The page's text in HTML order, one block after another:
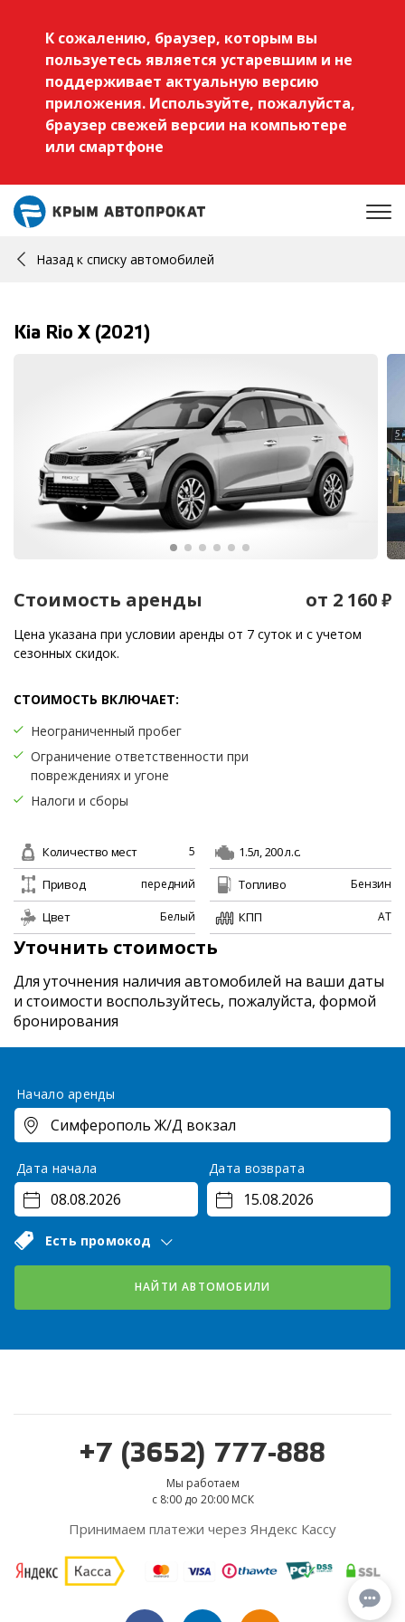
К сожалению, браузер, которым вы
пользуетесь является устаревшим и не
поддерживает актуальную версию
приложения. Используйте, пожалуйста,
браузер свежей версии на компьютере
или смартфоне
Назад к списку автомобилей
Kia Rio X (2021)
Стоимость аренды от 2 160₽
Цена указана при условии аренды от 7 суток и с учетом
сезонных скидок.
СТОИМОСТЬ ВКЛЮЧАЕТ:
Неограниченный пробег
Ограничение ответственности при
повреждениях и угоне
Налоги и сборы
Количество мест 5
Привод передний
Цвет Белый
1.5л, 200 л.с.
Топливо
Бензин
КПП AT
Уточнить стоимость
Для уточнения наличия автомобилей на ваши даты
и стоимости воспользуйтесь, пожалуйста, формой
бронирования
Начало аренды
Дата начала Дата возврата
Есть промокод
НАЙТИ АВТОМОБИЛИ
+7 (3652) 777-888
Мы работаем
с 8:00 до 20:00 МСК
Принимаем платежи через Яндекс Кассу